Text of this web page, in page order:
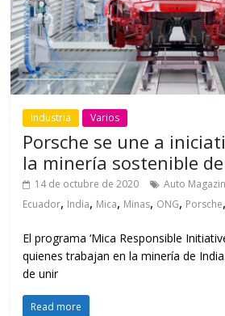
Industria Varios
Porsche se une a
la minería sostenible
14 de octubre de 2020 Auto
Ecuador, India, Mica, Minas, ONG, Porsche
El programa ‘Mica Responsible
quienes trabajan en la minería de
de unir
Read more